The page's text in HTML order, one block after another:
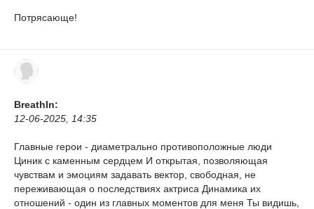
Потрясающе!
BreathIn:
12-06-2025, 14:35
Главные герои - диаметрально противоположные люди
Циник с каменным сердцем И открытая, позволяющая
чувствам и эмоциям задавать вектор, свободная, не
переживающая о последствиях актриса Динамика их
отношений - один из главных моментов для меня Ты видишь,